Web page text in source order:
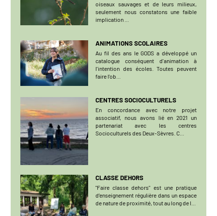
oiseaux sauvages et de leurs milieux,
seulement nous constatons une faible
implication ...
ANIMATIONS SCOLAIRES
Au fil des ans le GODS a développé un
catalogue conséquent d'animation à
l'intention des écoles. Toutes peuvent
faire l'ob...
CENTRES SOCIOCULTURELS
En concordance avec notre projet
associatif, nous avons lié en 2021 un
partenariat avec les centres
Socioculturels des Deux-Sèvres. C...
CLASSE DEHORS
"Faire classe dehors" est une pratique
d’enseignement régulière dans un espace
de nature de proximité, tout au long de l...